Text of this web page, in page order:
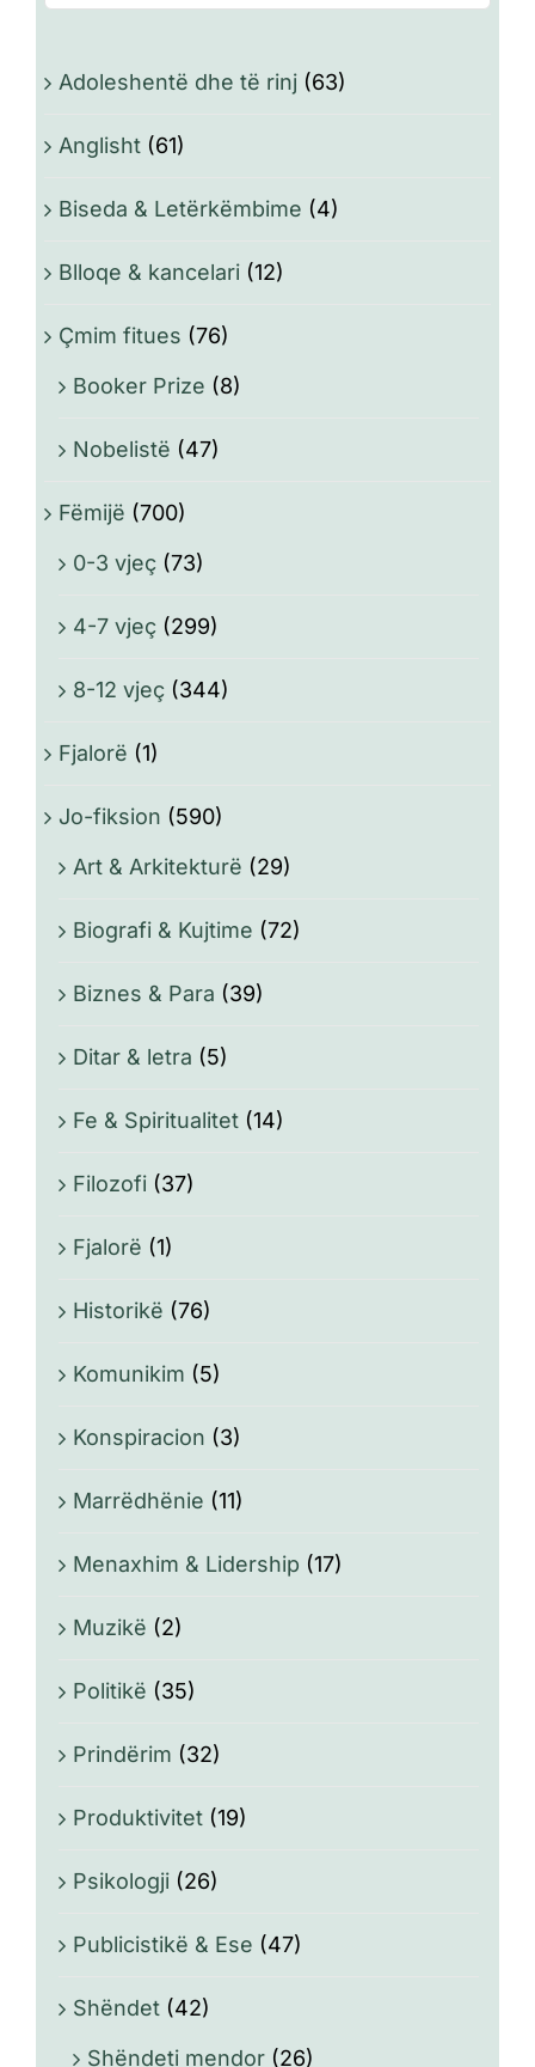
Adoleshentë dhe të rinj (63)
Anglisht (61)
Biseda & Letërkëmbime (4)
Blloqe & kancelari (12)
Çmim fitues (76)
Booker Prize (8)
Nobelistë (47)
Fëmijë (700)
0-3 vjeç (73)
4-7 vjeç (299)
8-12 vjeç (344)
Fjalorë (1)
Jo-fiksion (590)
Art & Arkitekturë (29)
Biografi & Kujtime (72)
Biznes & Para (39)
Ditar & letra (5)
Fe & Spiritualitet (14)
Filozofi (37)
Fjalorë (1)
Historikë (76)
Komunikim (5)
Konspiracion (3)
Marrëdhënie (11)
Menaxhim & Lidership (17)
Muzikë (2)
Politikë (35)
Prindërim (32)
Produktivitet (19)
Psikologji (26)
Publicistikë & Ese (47)
Shëndet (42)
Shëndeti mendor (26)